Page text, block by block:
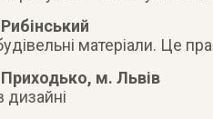
матеріали. Це
Приходько, м. Львів
дизайні